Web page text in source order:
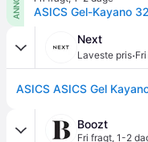
ASICS Gel-Kayano 32
Next
Laveste pris·
Boozt
Fri fragt, 1-2